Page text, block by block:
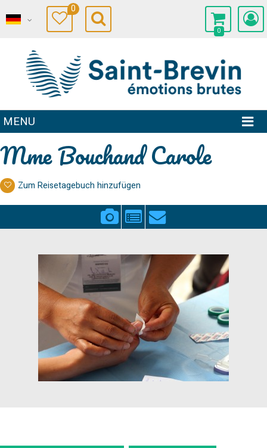
0
0
MENU
Mme Bouchand Carole
Zum Reisetagebuch hinzufügen